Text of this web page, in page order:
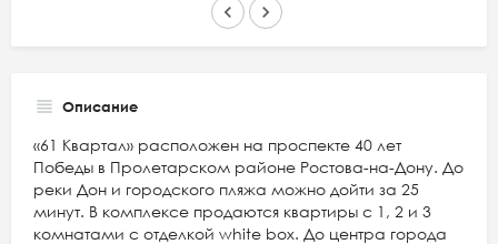
keyboard_arrow_left keyboard_arrow_right
Описание
«61 Квартал» расположен на проспекте 40 лет
Победы в Пролетарском районе Ростова-на-Дону. До
реки Дон и городского пляжа можно дойти за 25
минут. В комплексе продаются квартиры с 1, 2 и 3
комнатами с отделкой white box. До центра города